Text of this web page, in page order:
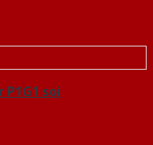
P1G1 soi